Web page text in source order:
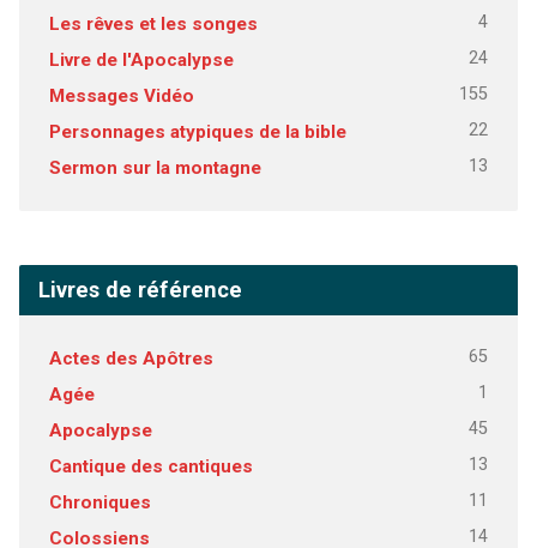
Les rêves et les songes 4
Livre de l'Apocalypse 24
Messages Vidéo 155
Personnages atypiques de la bible 22
Sermon sur la montagne 13
Livres de référence
Actes des Apôtres 65
Agée 1
Apocalypse 45
Cantique des cantiques 13
Chroniques 11
Colossiens 14